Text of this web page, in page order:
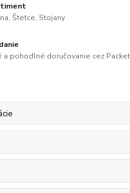
Štetce, Stojany
a pohodlné doručovanie cez